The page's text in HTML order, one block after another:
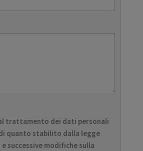
trattamento dei dati personali
quanto stabilito dalla legge
e successive modifiche sulla